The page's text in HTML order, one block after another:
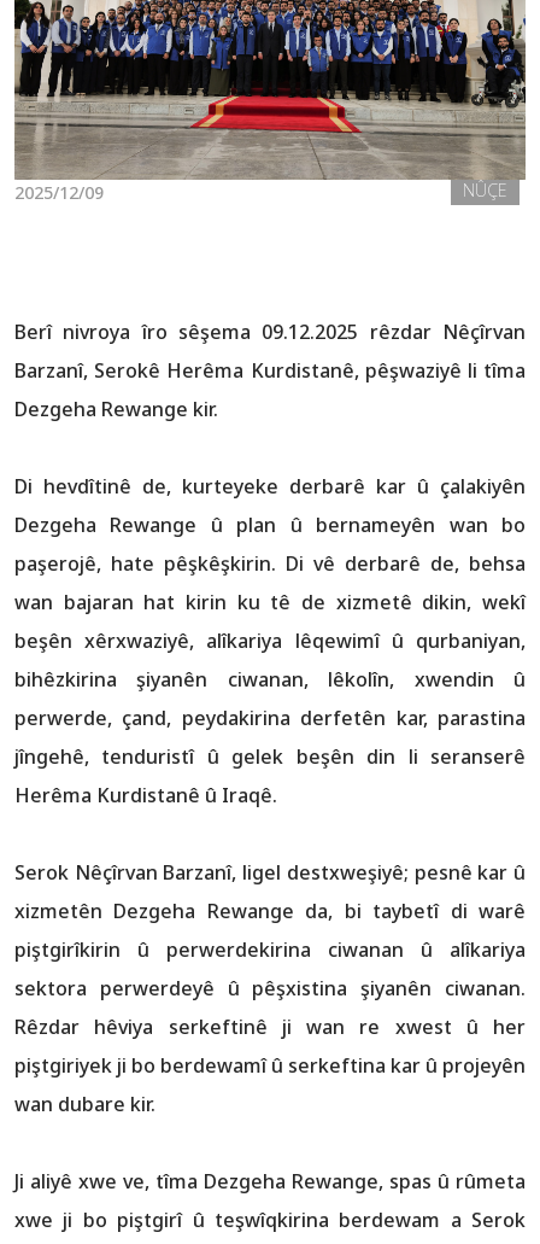
2025/12/09 NÛÇE
Berî nivroya îro sêşema 09.12.2025 rêzdar Nêçîrvan
Barzanî, Serokê Herêma Kurdistanê, pêşwaziyê li tîma
Dezgeha Rewange kir.
Di hevdîtinê de, kurteyeke derbarê kar û çalakiyên
Dezgeha Rewange û plan û bernameyên wan bo
paşerojê, hate pêşkêşkirin. Di vê derbarê de, behsa
wan bajaran hat kirin ku tê de xizmetê dikin, wekî
beşên xêrxwaziyê, alîkariya lêqewimî û qurbaniyan,
bihêzkirina şiyanên ciwanan, lêkolîn, xwendin û
perwerde, çand, peydakirina derfetên kar, parastina
jîngehê, tenduristî û gelek beşên din li seranserê
Herêma Kurdistanê û Iraqê.
Serok Nêçîrvan Barzanî, ligel destxweşiyê; pesnê kar û
xizmetên Dezgeha Rewange da, bi taybetî di warê
piştgirîkirin û perwerdekirina ciwanan û alîkariya
sektora perwerdeyê û pêşxistina şiyanên ciwanan.
Rêzdar hêviya serkeftinê ji wan re xwest û her
piştgiriyek ji bo berdewamî û serkeftina kar û projeyên
wan dubare kir.
Ji aliyê xwe ve, tîma Dezgeha Rewange, spas û rûmeta
xwe ji bo piştgirî û teşwîqkirina berdewam a Serok